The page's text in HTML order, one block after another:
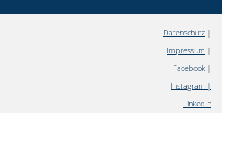
Datenschutz |
Impressum |
Facebook |
Instagram |
LinkedIn